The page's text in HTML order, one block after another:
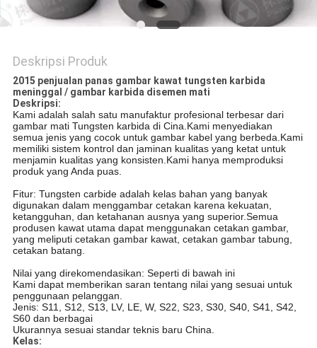
Deskripsi Produk
2015 penjualan panas gambar kawat tungsten karbida
meninggal / gambar karbida disemen mati
Deskripsi:
Kami adalah salah satu manufaktur profesional terbesar dari
gambar mati Tungsten karbida di Cina.Kami menyediakan
semua jenis yang cocok untuk gambar kabel yang berbeda.Kami
memiliki sistem kontrol dan jaminan kualitas yang ketat untuk
menjamin kualitas yang konsisten.Kami hanya memproduksi
produk yang Anda puas.
Fitur: Tungsten carbide adalah kelas bahan yang banyak
digunakan dalam menggambar cetakan karena kekuatan,
ketangguhan, dan ketahanan ausnya yang superior.Semua
produsen kawat utama dapat menggunakan cetakan gambar,
yang meliputi cetakan gambar kawat, cetakan gambar tabung,
cetakan batang.
Nilai yang direkomendasikan: Seperti di bawah ini
Kami dapat memberikan saran tentang nilai yang sesuai untuk
penggunaan pelanggan.
Jenis: S11, S12, S13, LV, LE, W, S22, S23, S30, S40, S41, S42,
S60 dan berbagai
Ukurannya sesuai standar teknis baru China.
Kelas: